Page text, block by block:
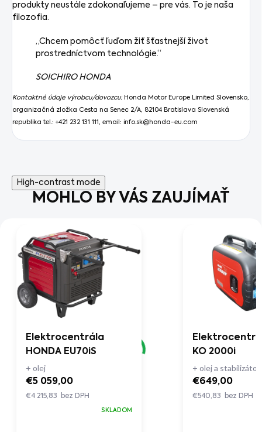
produkty neustále zdokonaľujeme – pre vás. To je naša
filozofia.
„Chcem pomôcť ľuďom žiť šťastnejší život
prostredníctvom technológie.“
SOICHIRO HONDA
Kontaktné údaje výrobcu/dovozcu: Honda Motor Europe Limited Slovensko,
organizačná zložka Cesta na Senec 2/A, 82104 Bratislava Slovenská
republikatel.: +421 232 131 111, email: info.sk@honda-eu.com
High-contrast mode
MOHLO BY VÁS ZAUJÍMAŤ
Elektrocentrála
HONDA EU70iS
+ olej
€5 059,00
€4 215,83 bez DPH
SKLADOM
KO 2000i
+ olej a stabilizátor
€649,00
€540,83 bez DPH